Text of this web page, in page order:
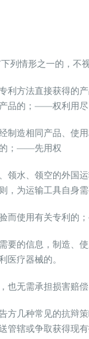
列情形之一的，不
利方法直接获得的
品的；——权利用尽
制造相同产品、使
的；——先用权
领水、领空的外国
，为运输工具自
验而使用有关专利
要的信息，制造、
医疗器械的。
也无需承担损害赔偿
方几种常见的抗辩
管辖或争取获得现有